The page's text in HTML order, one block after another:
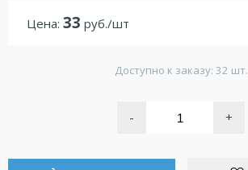
Цена: 33 руб./шт
Доступно к заказу: 32 шт.
- +